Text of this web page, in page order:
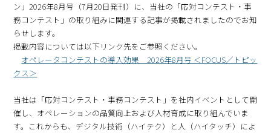
ン」2026年8月号（7月20日発刊）に、当社の「応対コンテスト・事
務コンテスト」の取り組みに関連する記事が掲載されましたのでお知
らせします。
掲載内容については以下リンク先をご参照ください。
オペレータコンテストの導入効果 2026年8月号 ＜FOCUS／トピッ
クス＞
当社は「応対コンテスト・事務コンテスト」を社内イベントとして開
催し、オペレーションの品質向上および人材育成に取り組んでいま
す。これからも、デジタル技術（ハイテク）と人（ハイタッチ）によ